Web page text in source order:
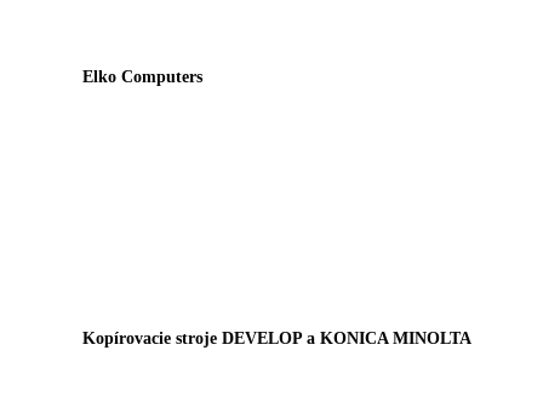
Elko Computers
Kopírovacie stroje DEVELOP a KONICA MINOLTA